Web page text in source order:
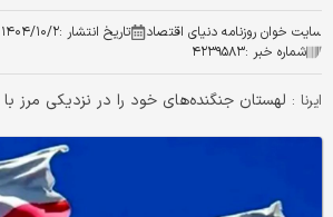
سایت خوان روزنامه دنیای اقتصاد تاریخ انتشار :۱۴۰۴/۱۰/۲ ۱۳:۴۳
شماره خبر :۴۲۳۹۵۸۳
ایرنا : لهستان جنگنده‌های خود را در نزدیکی مرز با